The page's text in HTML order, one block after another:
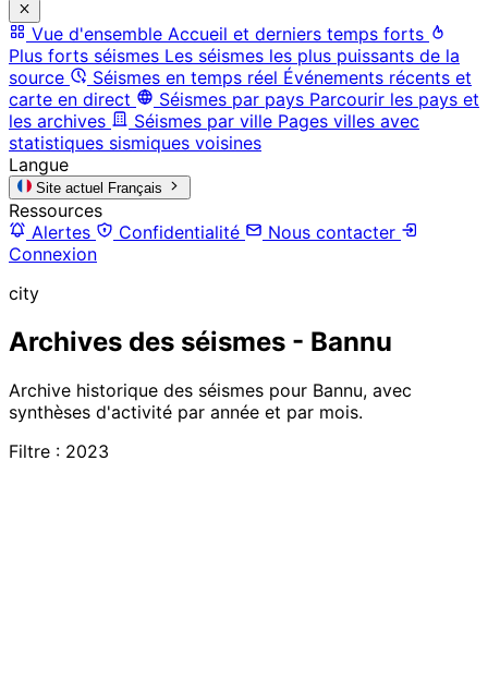
Vue d'ensemble Accueil et derniers temps forts
Plus forts séismes Les séismes les plus puissants de la
source
Séismes en temps réel Événements récents et
carte en direct
Séismes par pays Parcourir les pays et
les archives
Séismes par ville Pages villes avec
statistiques sismiques voisines
Langue
Site actuel Français
Ressources
Alertes
Confidentialité
Nous contacter
Connexion
city
Archives des séismes - Bannu
Archive historique des séismes pour Bannu, avec
synthèses d'activité par année et par mois.
Filtre : 2023